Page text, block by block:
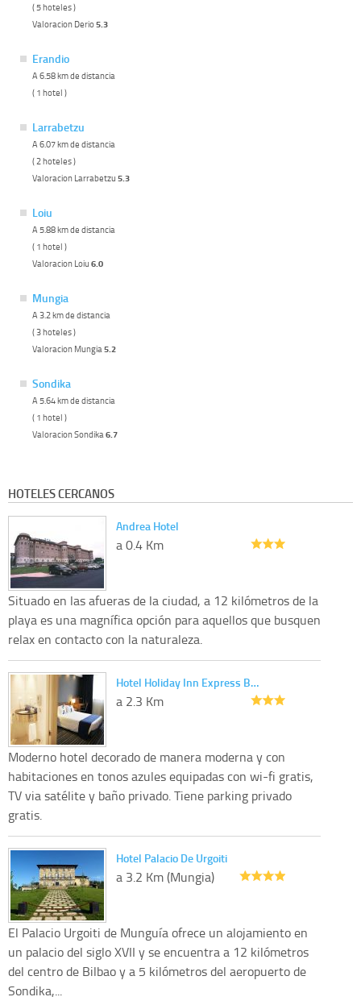
( 5 hoteles )
Valoracion Derio5.3
Erandio
A 6.58 km de distancia
( 1 hotel )
Larrabetzu
A 6.07 km de distancia
( 2 hoteles )
Valoracion Larrabetzu 5.3
Loiu
A 5.88 km de distancia
( 1 hotel )
Valoracion Loiu 6.0
Mungia
A 3.2 km de distancia
( 3 hoteles )
Valoracion Mungia5.2
Sondika
A 5.64 km de distancia
( 1 hotel )
Valoracion Sondika6.7
HOTELES CERCANOS
Andrea Hotel
a 0.4 Km
Situado en las afueras de la ciudad, a 12 kilómetros de la
playa es una magnífica opción para aquellos que busquen
relax en contacto con la naturaleza.
Hotel Holiday Inn Express B…
a 2.3 Km
Moderno hotel decorado de manera moderna y con
habitaciones en tonos azules equipadas con wi-fi gratis,
TV via satélite y baño privado. Tiene parking privado
gratis.
Hotel Palacio De Urgoiti
a 3.2 Km (Mungia)
El Palacio Urgoiti de Munguía ofrece un alojamiento en
un palacio del siglo XVII y se encuentra a 12 kilómetros
del centro de Bilbao y a 5 kilómetros del aeropuerto de
Sondika,...